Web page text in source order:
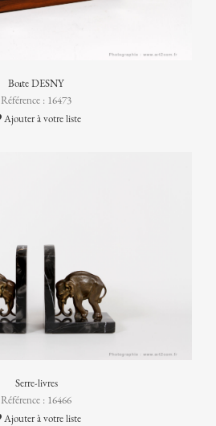
Boîte DESNY
Référence : 16473
Ajouter à votre liste
Serre-livres
Référence : 16466
Ajouter à votre liste